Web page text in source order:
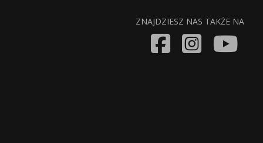
ZNAJDZIESZ NAS TAKŻE NA